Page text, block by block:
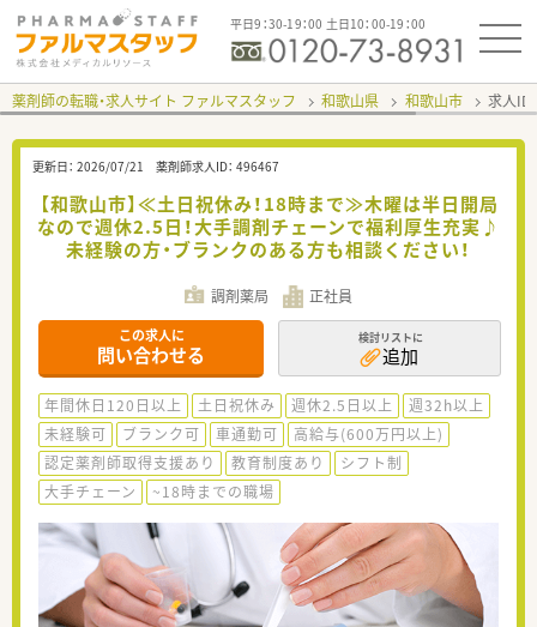
平日9：30-19：00 土日10：00-19：00
薬剤師の転職・求人サイト ファルマスタッフ 和歌山県 和歌山市 求人ID
更新日： 2026/07/21 薬剤師求人ID： 496467
【和歌山市】≪土日祝休み！18時まで≫木曜は半日開局
なので週休2.5日！大手調剤チェーンで福利厚生充実♪
未経験の方・ブランクのある方も相談ください！
調剤薬局 正社員
この求人に
問い合わせる
検討リストに
追加
年間休日120日以上 土日祝休み 週休2.5日以上
週32h以上
未経験可
ブランク可 車通勤可
高給与(600万円以上)
認定薬剤師取得支援あり
教育制度あり
シフト制
大手チェーン
~18時までの職場